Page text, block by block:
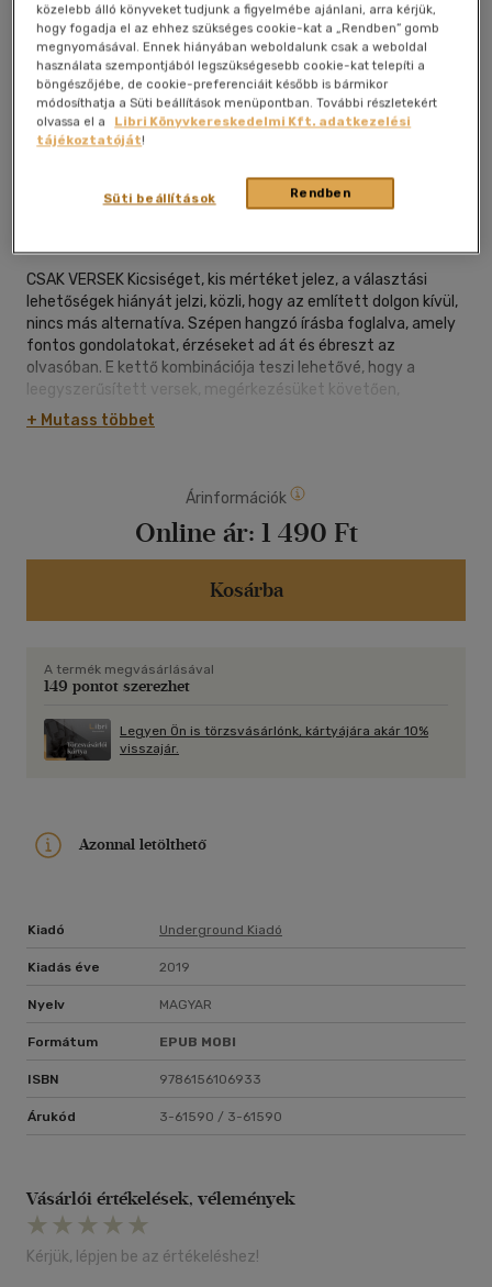
Kívánságlistához adom
CSAK VERSEK Kicsiséget, kis mértéket jelez, a választási
lehetőségek hiányát jelzi, közli, hogy az említett dolgon kívül,
nincs más alternatíva. Szépen hangzó írásba foglalva, amely
fontos gondolatokat, érzéseket ad át és ébreszt az
olvasóban. E kettő kombinációja teszi lehetővé, hogy a
leegyszerűsített versek, megérkezésüket követően,
annyiszor születhessenek újjá az olvasóban, ahányszor
elolvassa őket. "csak a dallam csak az számít csak csendeben
+ Mutass többet
Árinformációk
Online ár: 1 490 Ft
Kosárba
A termék megvásárlásával
149 pontot szerezhet
Legyen Ön is törzsvásárlónk, kártyájára akár 10%
visszajár.
Azonnal letölthető
Kiadó Underground Kiadó
Kiadás éve 2019
Nyelv MAGYAR
Formátum EPUB MOBI
ISBN 9786156106933
Árukód 3-61590 / 3-61590
Vásárlói értékelések, vélemények
Kérjük, lépjen be az értékeléshez!
közelebb álló könyveket tudjunk a figyelmébe ajánlani, arra kérjük,
hogy fogadja el az ehhez szükséges cookie-kat a „Rendben” gomb
megnyomásával. Ennek hiányában weboldalunk csak a weboldal
használata szempontjából legszükségesebb cookie-kat telepíti a
böngészőjébe, de cookie-preferenciáit később is bármikor
módosíthatja a Süti beállítások menüpontban. További részletekért
olvassa el a
Libri Könyvkereskedelmi Kft. adatkezelési
tájékoztatóját!
Rendben
Süti beállítások